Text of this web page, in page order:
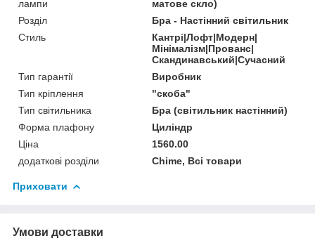
лампи
матове скло)
Розділ
Бра - Настінний світильник
Стиль
Кантрі|Лофт|Модерн|
Мінімалізм|Прованс|
Скандинавський|Сучасний
Тип гарантії
Виробник
Тип кріплення
"скоба"
Тип світильника
Бра (світильник настінний)
Форма плафону
Циліндр
Ціна
1560.00
додаткові розділи
Chime, Всі товари
Приховати
Умови доставки